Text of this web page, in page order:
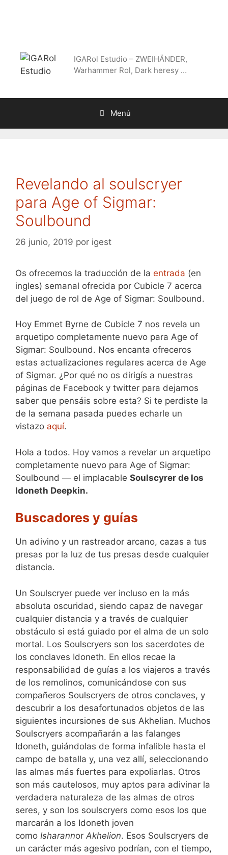
IGARol Estudio – ZWEIHÄNDER,
Warhammer Rol, Dark heresy …
Menú
Revelando al soulscryer
para Age of Sigmar:
Soulbound
26 junio, 2019 por igest
Os ofrecemos la traducción de la entrada (en
ingles) semanal ofrecida por Cubicle 7 acerca
del juego de rol de Age of Sigmar: Soulbound.
Hoy Emmet Byrne de Cubicle 7 nos revela un
arquetipo completamente nuevo para Age of
Sigmar: Soulbound. Nos encanta ofreceros
estas actualizaciones regulares acerca de Age
of Sigmar. ¿Por qué no os dirigís a nuestras
páginas de Facebook y twitter para dejarnos
saber que pensáis sobre esta? Si te perdiste la
de la semana pasada puedes echarle un
vistazo aquí.
Hola a todos. Hoy vamos a revelar un arquetipo
completamente nuevo para Age of Sigmar:
Soulbound — el implacable Soulscyrer de los
Idoneth Deepkin.
Buscadores y guías
Un adivino y un rastreador arcano, cazas a tus
presas por la luz de tus presas desde cualquier
distancia.
Un Soulscryer puede ver incluso en la más
absoluta oscuridad, siendo capaz de navegar
cualquier distancia y a través de cualquier
obstáculo si está guiado por el alma de un solo
mortal. Los Soulscryers son los sacerdotes de
los conclaves Idoneth. En ellos recae la
responsabilidad de guías a los viajeros a través
de los remolinos, comunicándose con sus
compañeros Soulscryers de otros conclaves, y
descubrir a los desafortunados objetos de las
siguientes incursiones de sus Akhelian. Muchos
Soulscryers acompañarán a las falanges
Idoneth, guiándolas de forma infalible hasta el
campo de batalla y, una vez allí, seleccionando
las almas más fuertes para expoliarlas. Otros
son más cautelosos, muy aptos para adivinar la
verdadera naturaleza de las almas de otros
seres, y son los soulscryers como esos los que
marcarán a los Idoneth joven
como Isharannor Akhelion. Esos Soulscryers de
un carácter más agesivo podrían, con el tiempo,